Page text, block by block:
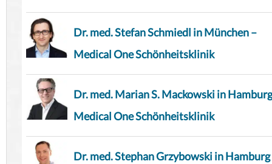
Dr. med. Stefan Schmiedl in München –
Medical One Schönheitsklinik
Dr. med. Marian S. Mackowski in
Medical One Schönheitsklinik
Dr. med. Stephan Grzybowski in Hamburg